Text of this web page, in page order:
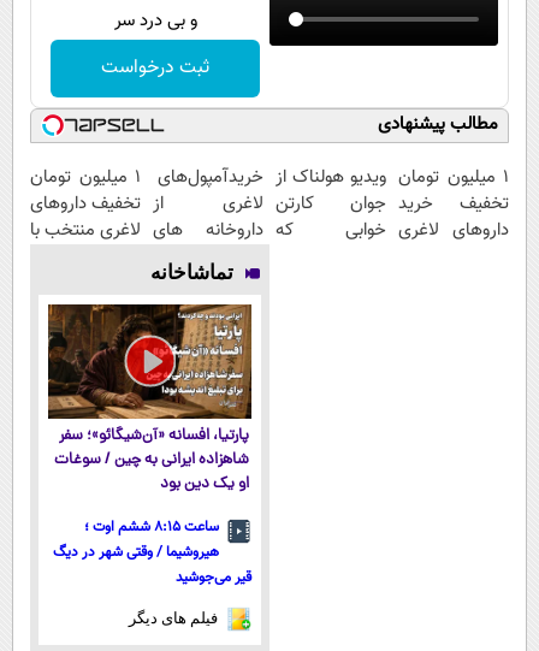
و بی درد سر
ثبت درخواست
مطالب پیشنهادی
1 میلیون تومان
تخفیف خرید
داروهای لاغری
ویدیو هولناک از
جوان کارتن
خوابی که
خریدآمپول‌های
لاغری از
داروخانه های
اطرافت، ارسال
فوری همراه با
پک یخ!
۱ میلیون تومان
تخفیف داروهای
لاغری منتخب با
نزدیکت
تماشاخانه
پارتیا، افسانه «آن‌شیگائو»؛ سفر
شاهزاده ایرانی به چین / سوغات
او یک دین بود
ساعت ۸:۱۵ ششم اوت ؛
هیروشیما / وقتی شهر در دیگ
قیر می‌جوشید
فیلم های دیگر